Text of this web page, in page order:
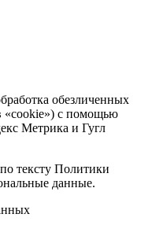
обезличенных
«cookie») с помощью
Метрика и Гугл
тексту Политики
данные.